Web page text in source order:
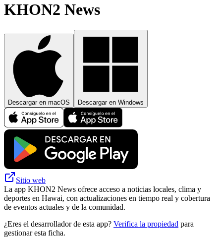
KHON2 News
Descargar en macOS Descargar en Windows
Sitio web
La app KHON2 News ofrece acceso a noticias locales, clima y
deportes en Hawai, con actualizaciones en tiempo real y cobertura
de eventos actuales y de la comunidad.
¿Eres el desarrollador de esta app? Verifica la propiedad para
gestionar esta ficha.